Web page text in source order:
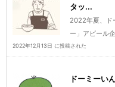
タッ...
2022年夏、ド
ー」アピール
2022年12月13日 に投稿された
ドーミーい